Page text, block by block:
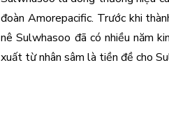
đoàn Amorepacific. Trước khi
nê Sulwhasoo đã có nhiều năm
xuất từ nhân sâm là tiền đề cho